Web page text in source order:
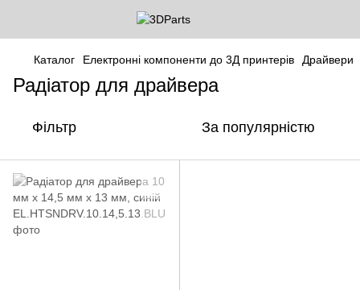
Каталог Електронні компоненти до 3Д принтерів Драйвери
Радіатор для драйвера
Фільтр За популярністю